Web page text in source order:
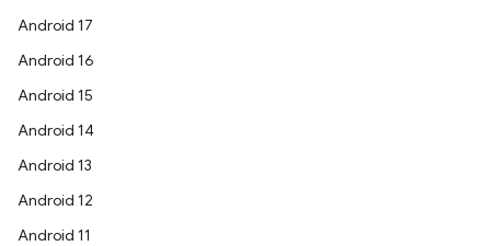
Android 17
Android 16
Android 15
Android 14
Android 13
Android 12
Android 11